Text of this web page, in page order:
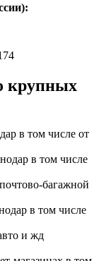
:
крупных
в том числе от
в том числе
багажной
в том числе
и жд